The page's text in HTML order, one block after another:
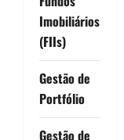
Imobiliários
(FIIs)
Gestão de
Portfólio
Gestão de